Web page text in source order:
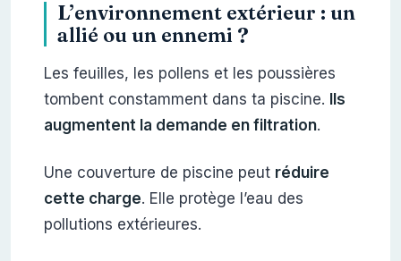
L’environnement extérieur : un
allié ou un ennemi ?
Les feuilles, les pollens et les poussières
tombent constamment dans ta piscine.
Ils
augmentent la demande en filtration.
Une couverture de piscine peut réduire
cette charge. Elle protège l’eau des
pollutions extérieures.